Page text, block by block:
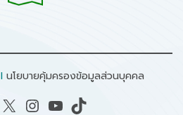
I นโยบายคุ้มครองข้อมูลส่วนบุคคล
X Instagram YouTube TikTok